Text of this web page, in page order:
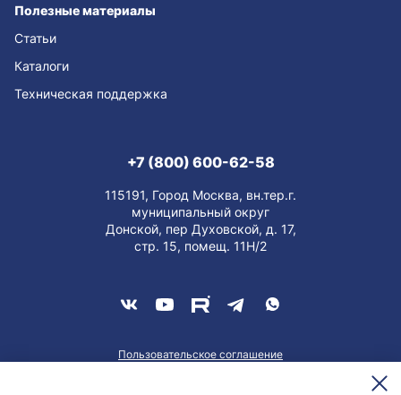
Полезные материалы
Статьи
Каталоги
Техническая поддержка
+7 (800) 600-62-58
115191, Город Москва, вн.тер.г.
муниципальный округ
Донской, пер Духовской, д. 17,
стр. 15, помещ. 11Н/2
Пользовательское соглашение